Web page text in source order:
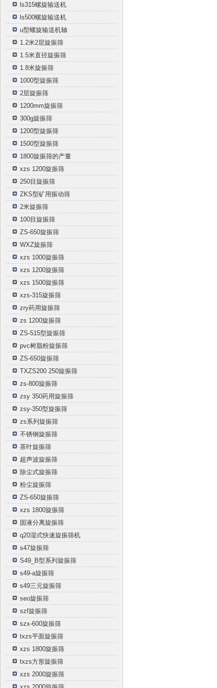
ls315螺旋输送机
ls500螺旋输送机
u型螺旋输送机轴
1.2米2层旋振筛
1.5米直径旋振筛
1.8米旋振筛
1000型旋振筛
2层旋振筛
1200mm旋振筛
300g旋振筛
1200型旋振筛
1500型旋振筛
1800旋振筛的产量
xzs 1200旋振筛
250目旋振筛
ZKS型矿用振动筛
2米旋振筛
100目旋振筛
ZS-650旋振筛
WXZ旋振筛
xzs 1000旋振筛
xzs 1200旋振筛
xzs 1500旋振筛
xzs-315旋振筛
zry药用旋振筛
zs 1200旋振筛
ZS-515型旋振筛
pvc树脂粉旋振筛
ZS-650旋振筛
TXZS200 250旋振筛
zs-800旋振筛
zsy 350药用旋振筛
zsy-350型旋振筛
zs系列旋振筛
不锈钢旋振筛
茶叶旋振筛
超声波旋振筛
除尘式旋振筛
粉尘旋振筛
ZS-650旋振筛
xzs 1800旋振筛
固液分离旋振筛
q20湿式快速旋振筛机
s47旋振筛
S49_B型系列旋振筛
s49-a旋振筛
s49三元旋振筛
seo旋振筛
szf旋振筛
szx-600旋振筛
txzs平面旋振筛
xzs 1800旋振筛
txzs方形旋振筛
xzs 2000旋振筛